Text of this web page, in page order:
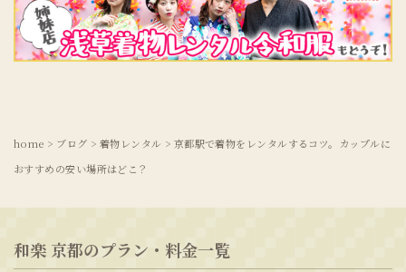
home > ブログ > 着物レンタル > 京都駅で着物をレンタルするコツ。カップルに
おすすめの安い場所はどこ？
和楽 京都のプラン・料金一覧